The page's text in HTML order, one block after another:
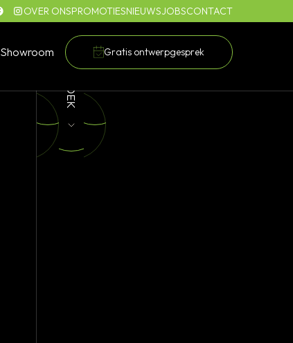
OVER ONSPROMOTIESNIEUWSJOBSCONTACT
Showroom Gratis ontwerpgesprek
ONTDEK